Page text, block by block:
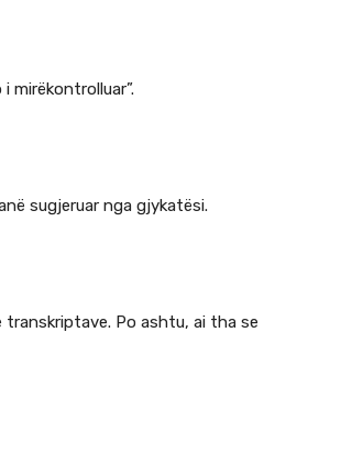
mirëkontrolluar”.
sugjeruar nga gjykatësi.
Po ashtu, ai tha se